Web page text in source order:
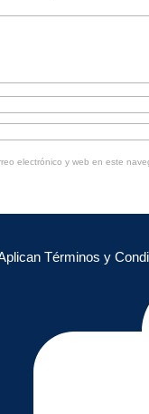
electrónico y web en este
Términos y